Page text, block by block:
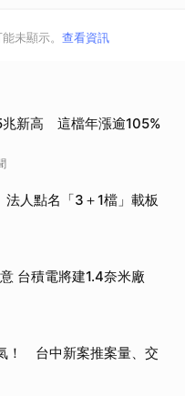
未顯示。 查看資訊
兆新高 這檔年漲逾105%
人點名「3＋1檔」載板
台積電將建1.4奈米廠
！ 台中新案推案量、交